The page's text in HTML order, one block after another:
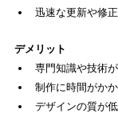
迅速な更新や修
デメリット
専門知識や技術
制作に時間がか
デザインの質が